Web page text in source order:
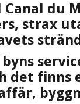
du
strax
det